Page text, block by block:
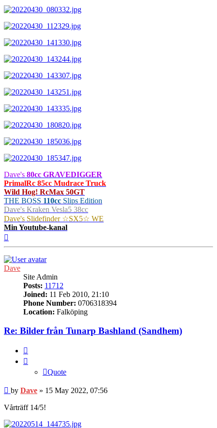
Dave's 80cc GRAVEDIGGER
PrimalRc 85cc Mudrace Truck
Wild Hog! RcMax 50GT
THE BOSS 110cc Slips Edition
Dave's Kraken Vesla5 38cc
Dave's Slidefinder ☆SX5☆ WE
Min Youtube-kanal
Dave
Site Admin
Posts: 11712
Joined: 11 Feb 2010, 21:10
Phone Number: 0706318394
Location: Falköping
Re: Bilder från Tunarp Bashland (Sandhem)
Quote
Post
by Dave » 15 May 2022, 07:56
Vårträff 14/5!